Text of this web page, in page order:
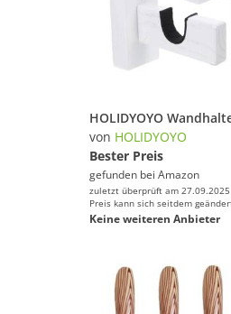
von HOLIDYOYO
Bester Preis
gefunden bei Amazon
zuletzt überprüft am
Preis kann sich seitdem
Keine weiteren Anbieter